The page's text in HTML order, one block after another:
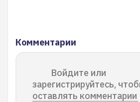
Комментарии
Войдите или
зарегистрируйтесь,
оставлять комментарии